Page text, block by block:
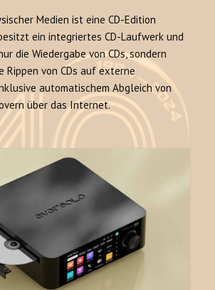
Medien ist eine CD-Edition
ein integriertes CD-Laufwerk und
die Wiedergabe von CDs, sondern
Rippen von CDs auf externe
automatischem Abgleich von
über das Internet.